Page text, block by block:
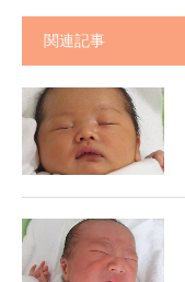
関連記事